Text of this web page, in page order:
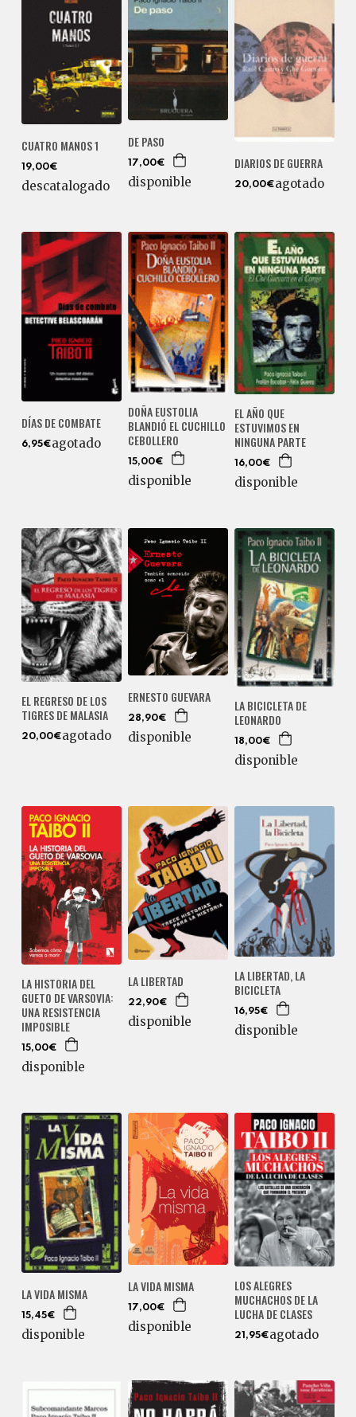
CUATRO MANOS 1
19,00€
descatalogado
DE PASO
17,00€
disponible
DIARIOS DE GUERRA
20,00€agotado
DÍAS DE COMBATE
6,95€agotado
DOÑA EUSTOLIA
BLANDIÓ EL CUCHILLO
CEBOLLERO
15,00€
disponible
EL AÑO QUE
ESTUVIMOS EN
NINGUNA PARTE
16,00€
disponible
EL REGRESO DE LOS
TIGRES DE MALASIA
20,00€agotado
ERNESTO GUEVARA
28,90€
disponible
LA BICICLETA DE
LEONARDO
18,00€
disponible
LA HISTORIA DEL
GUETO DE VARSOVIA:
UNA RESISTENCIA
IMPOSIBLE
15,00€
disponible
LA LIBERTAD
22,90€
disponible
LA LIBERTAD, LA
BICICLETA
16,95€
disponible
LA VIDA MISMA
15,45€
disponible
LA VIDA MISMA
17,00€
disponible
LOS ALEGRES
MUCHACHOS DE LA
LUCHA DE CLASES
21,95€agotado